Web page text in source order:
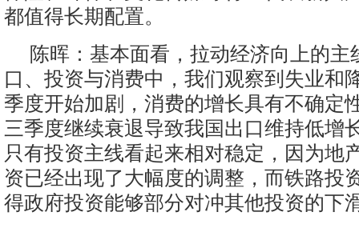
都值得长期配置。
陈晖：基本面看，拉动经济向上的主
口、投资与消费中，我们观察到失业和
季度开始加剧，消费的增长具有不确定
三季度继续衰退导致我国出口维持低增
只有投资主线看起来相对稳定，因为地
资已经出现了大幅度的调整，而铁路投
得政府投资能够部分对冲其他投资的下